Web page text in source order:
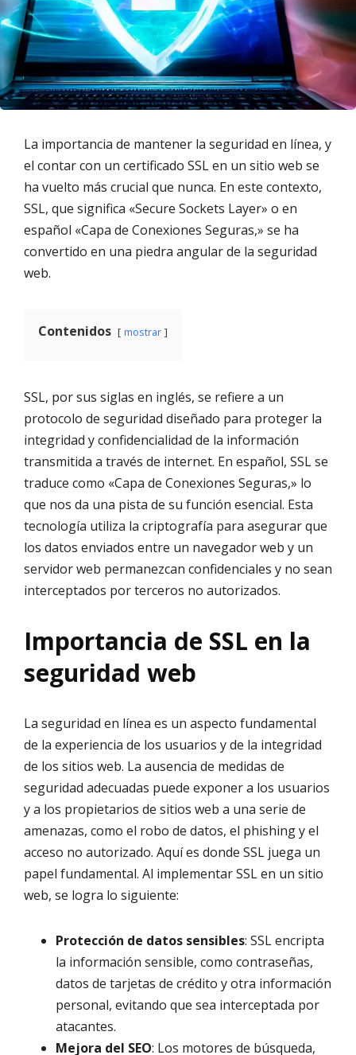
La importancia de mantener la seguridad en línea, y
el contar con un certificado SSL en un sitio web se
ha vuelto más crucial que nunca. En este contexto,
SSL, que significa «Secure Sockets Layer» o en
español «Capa de Conexiones Seguras,» se ha
convertido en una piedra angular de la seguridad
web.
Contenidos mostrar
SSL, por sus siglas en inglés, se refiere a un
protocolo de seguridad diseñado para proteger la
integridad y confidencialidad de la información
transmitida a través de internet. En español, SSL se
traduce como «Capa de Conexiones Seguras,» lo
que nos da una pista de su función esencial. Esta
tecnología utiliza la criptografía para asegurar que
los datos enviados entre un navegador web y un
servidor web permanezcan confidenciales y no sean
interceptados por terceros no autorizados.
Importancia de SSL en la
seguridad web
La seguridad en línea es un aspecto fundamental
de la experiencia de los usuarios y de la integridad
de los sitios web. La ausencia de medidas de
seguridad adecuadas puede exponer a los usuarios
y a los propietarios de sitios web a una serie de
amenazas, como el robo de datos, el phishing y el
acceso no autorizado. Aquí es donde SSL juega un
papel fundamental. Al implementar SSL en un sitio
web, se logra lo siguiente:
Protección de datos sensibles: SSL encripta
la información sensible, como contraseñas,
datos de tarjetas de crédito y otra información
personal, evitando que sea interceptada por
atacantes.
Mejora del SEO: Los motores de búsqueda,